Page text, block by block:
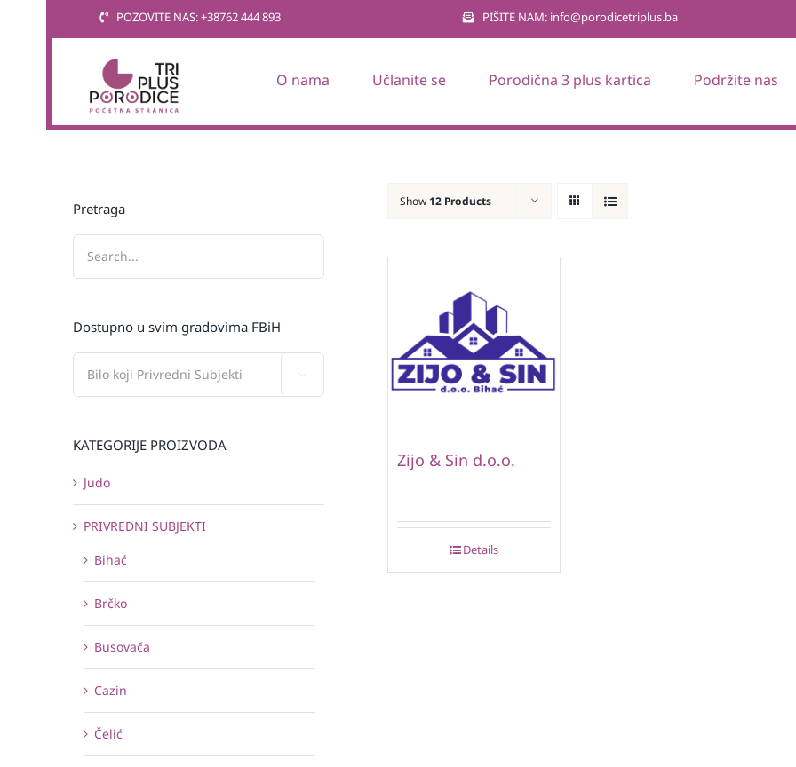
POZOVITE NAS: +38762 444 893 PIŠITE NAM: info@porodicetriplus.ba
O nama Učlanite se Porodična 3 plus kartica Podržite nas
Show 12 Products
Zijo & Sin d.o.o.
Details
Pretraga
Dostupno u svim gradovima FBiH
KATEGORIJE PROIZVODA
Judo
PRIVREDNI SUBJEKTI
Bihać
Brčko
Busovača
Cazin
Čelić